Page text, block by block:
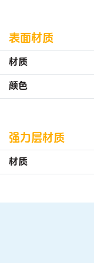
表面材质
材质
颜色
强力层材质
材质